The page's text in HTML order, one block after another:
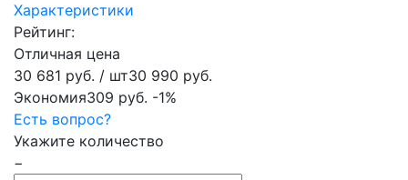
Характеристики
Рейтинг:
Отличная цена
30 681 руб. / шт30 990 руб.
Экономия309 руб. -1%
Есть вопрос?
Укажите количество
−